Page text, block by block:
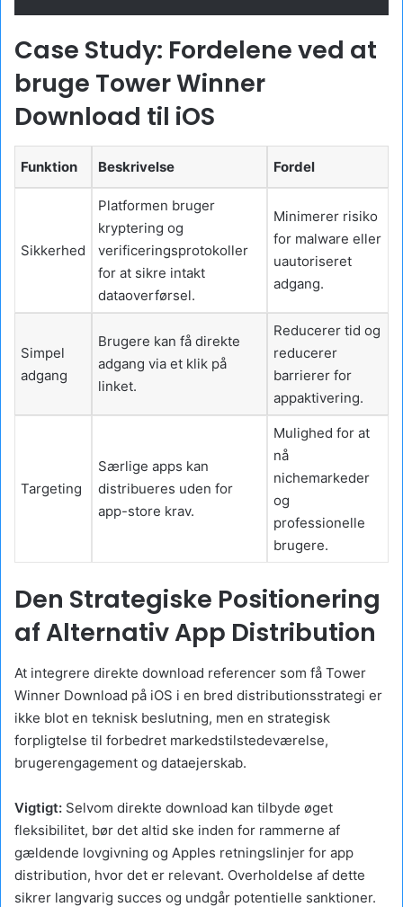
Case Study: Fordelene ved at
bruge Tower Winner
Download til iOS
Funktion Beskrivelse Fordel
Sikkerhed
Platformen bruger
kryptering og
verificeringsprotokoller
for at sikre intakt
dataoverførsel.
Minimerer risiko
for malware eller
uautoriseret
adgang.
Simpel
adgang
Brugere kan få direkte
adgang via et klik på
linket.
Reducerer tid og
reducerer
barrierer for
appaktivering.
Targeting
Særlige apps kan
distribueres uden for
app-store krav.
Mulighed for at
nå
nichemarkeder
og
professionelle
brugere.
Den Strategiske Positionering
af Alternativ App Distribution
At integrere direkte download referencer som få Tower
Winner Download på iOS i en bred distributionsstrategi er
ikke blot en teknisk beslutning, men en strategisk
forpligtelse til forbedret markedstilstedeværelse,
brugerengagement og dataejerskab.
Vigtigt: Selvom direkte download kan tilbyde øget
fleksibilitet, bør det altid ske inden for rammerne af
gældende lovgivning og Apples retningslinjer for app
distribution, hvor det er relevant. Overholdelse af dette
sikrer langvarig succes og undgår potentielle sanktioner.